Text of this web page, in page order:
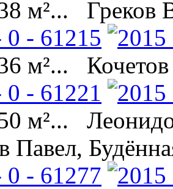
м²... Греков
м²...
м²...
Павел,